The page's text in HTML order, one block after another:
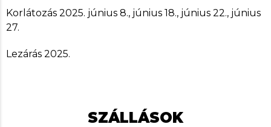
Korlátozás 2025. június 8., június 18., június 22., június
27.
Lezárás 2025.
SZÁLLÁSOK